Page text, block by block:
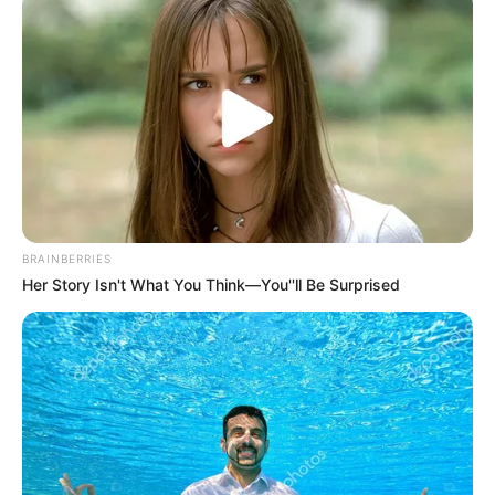
berat badan.
Dianjurkan untuk minum air putih 8 gelas atau setara dengan 2
liter air per harinya agar kebutuhan cairan tubuh kita terpenuhi.
2. Menyertakan buah dan sayuran
BRAINBERRIES
Her Story Isn't What You Think—You''ll Be Surprised